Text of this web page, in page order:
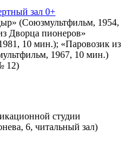
зал 0+
(Союзмультфильм, 1954,
Дворца пионеров»
10 мин.); «Паровозик из
1967, 10 мин.)
12)
студии
6, читальный зал)